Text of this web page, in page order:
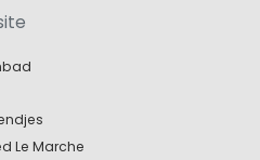
Le Marche